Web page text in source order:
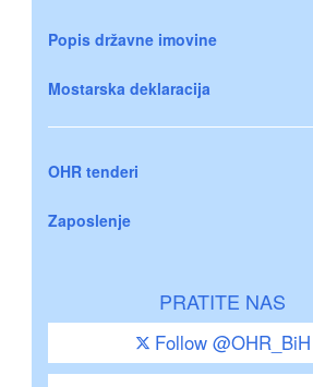
Popis državne imovine
Mostarska deklaracija
OHR tenderi
Zaposlenje
PRATITE NAS
Follow @OHR_BiH